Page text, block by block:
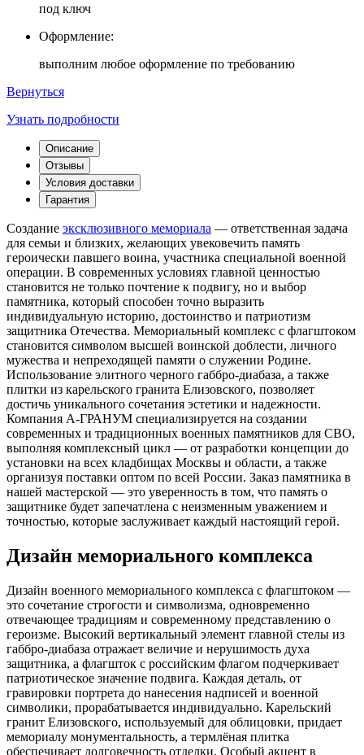
под ключ
Оформление:
выполним любое оформление по требованию
Вернуться
Узнать подробности
Описание
Отзывы
Условия доставки
Гарантия
Создание эксклюзивного мемориала — ответственная задача
для семьи и близких, желающих увековечить память
героически павшего воина, участника специальной военной
операции. В современных условиях главной ценностью
становится не только почтение к подвигу, но и выбор
памятника, который способен точно выразить
индивидуальную историю, достоинство и патриотизм
защитника Отечества. Мемориальный комплекс с флагштоком
становится символом высшей воинской доблести, личного
мужества и непреходящей памяти о служении Родине.
Использование элитного черного габбро-диабаза, а также
плитки из карельского гранита Елизовского, позволяет
достичь уникального сочетания эстетики и надежности.
Компания А-ГРАНУМ специализируется на создании
современных и традиционных военных памятников для СВО,
выполняя комплексный цикл — от разработки концепции до
установки на всех кладбищах Москвы и области, а также
организуя поставки оптом по всей России. Заказ памятника в
нашей мастерской — это уверенность в том, что память о
защитнике будет запечатлена с неизменным уважением и
точностью, которые заслуживает каждый настоящий герой.
Дизайн мемориального комплекса
Дизайн военного мемориального комплекса с флагштоком —
это сочетание строгости и символизма, одновременно
отвечающее традициям и современному представлению о
героизме. Высокий вертикальный элемент главной стелы из
габбро-диабаза отражает величие и нерушимость духа
защитника, а флагшток с российским флагом подчеркивает
патриотическое значение подвига. Каждая деталь, от
гравировки портрета до нанесения надписей и военной
символики, прорабатывается индивидуально. Карельский
гранит Елизовского, используемый для облицовки, придает
мемориалу монументальность, а термлёная плитка
обеспечивает долговечность отделки. Особый акцент в